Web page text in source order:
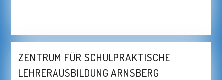
ZENTRUM FÜR SCHULPRAKTISCHE
LEHRERAUSBILDUNG ARNSBERG